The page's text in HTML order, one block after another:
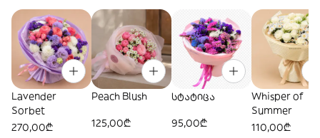
Lavender
Sorbet
270,00₾
Peach Blush
125,00₾
სტატიცა
95,00₾
Whisper of
Summer
110,00₾